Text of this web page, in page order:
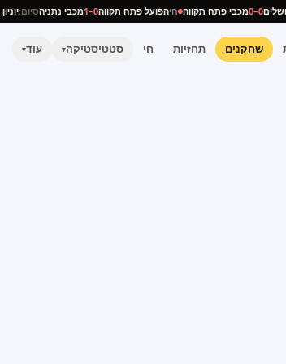
0–0 מכבי פתח תקווה חיהפועל פתח תקווה0–1 מכבי נתניהסיום:
שחקנים תחזיות חי סטטיסטיקה▾ עוד▾